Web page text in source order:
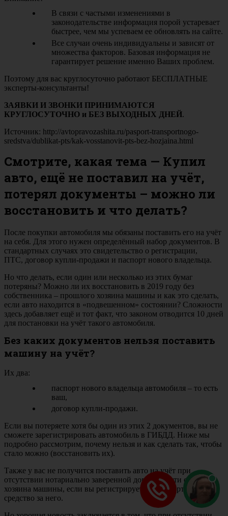
В связи с частыми изменениями в
законодательстве информация порой устаревает
быстрее, чем мы успеваем ее обновлять на сайте.
Все случаи очень индивидуальны и зависят от
множества факторов. Базовая информация не
гарантирует решение именно Ваших проблем.
Поэтому для вас круглосуточно работают БЕСПЛАТНЫЕ
эксперты-консультанты!
ЗАЯВКИ И ЗВОНКИ ПРИНИМАЮТСЯ
КРУГЛОСУТОЧНО и БЕЗ ВЫХОДНЫХ ДНЕЙ.
Источник: http://avtopravozashita.ru/pasport-transportnogo-
sredstva/dublikat-pts/kak-vosstanovit-pts-bez-hozjaina.html
Смотрите, какая тема — Купил
авто, ещё не поставил на учёт,
потерял документы – можно ли
восстановить и что делать?
После покупки автомобиля мы обязаны поставить его на учёт
на себя. Для этого нужен определённый набор документов. В
стандартных случаях это свидетельство о регистрации,
ПТС, договор купли-продажи и паспорт нового владельца.
Но что делать, если один или несколько из этих бумаг
потеряны? Можно ли их восстановить в 2019 году без
собственника – прошлого хозяина машины и как это сделать,
если авто находится в «подвешенном» состоянии? Сложности
здесь добавляет ещё и тот факт, что законом отводится 10 дней
для постановки на учёт такого автомобиля.
Без каких документов нельзя поставить
машину на учёт?
Их два:
паспорт нового владельца автомобиля – то есть
ваш,
договор купли-продажи.
Если вы потеряете хотя бы один из этих 2 документов, вы не
сможете зарегистрировать автомобиль в ГИБДД. Ниже мы
подробно рассмотрим, почему нельзя и как сделать так, чтобы
стало можно (восстановить их).
Также у вас не получится поставить авто на учёт при
отсутствии нотариально заверенной доверенности от нового
хозяина машины, если вы регистрируете транспортное
средство за него.